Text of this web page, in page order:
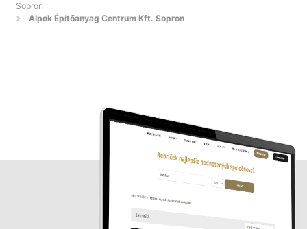
Sopron
Alpok Építőanyag Centrum Kft. Sopron